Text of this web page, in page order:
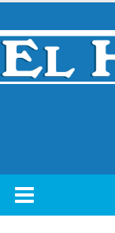
Skip
content